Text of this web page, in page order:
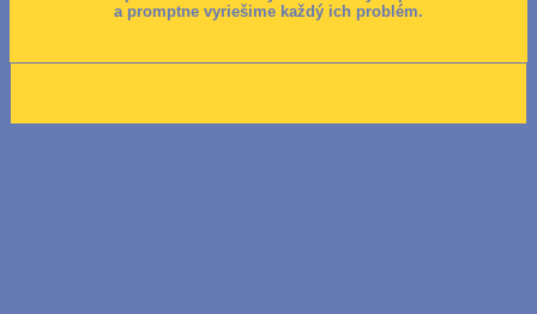
a promptne vyriešime každý ich problém.